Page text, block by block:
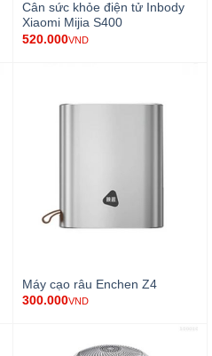
Cân sức khỏe điện tử Inbody
Xiaomi Mijia S400
520.000VND
Máy cạo râu Enchen Z4
300.000VND